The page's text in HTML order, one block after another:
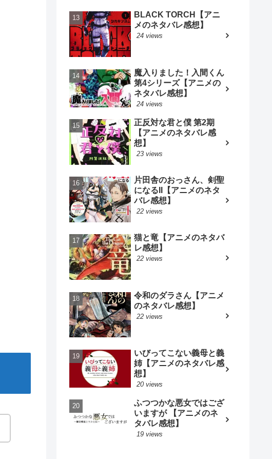
BLACK TORCH【アニ
メのネタバレ感想】
24 views
魔入りました！入間くん
第4シリーズ【アニメの
ネタバレ感想】
24 views
正反対な君と僕 第2期
【アニメのネタバレ感
想】
23 views
片田舎のおっさん、剣聖
になるII【アニメのネタ
バレ感想】
22 views
猫と竜【アニメのネタバ
レ感想】
22 views
令和のダラさん【アニメ
のネタバレ感想】
22 views
いびってこない義母と義
姉【アニメのネタバレ感
想】
20 views
ふつつかな悪女ではござ
いますが 【アニメのネ
タバレ感想】
19 views